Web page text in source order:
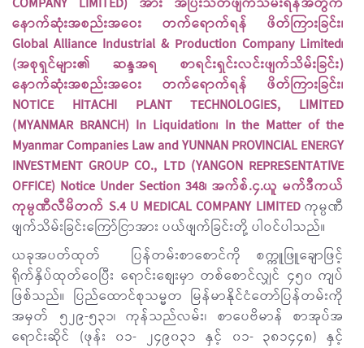
နောက်ဆုံးအစည်းအဝေး တက်ရောက်ရန် ဖိတ်ကြားခြင်း၊
Global Alliance Industrial & Production Company Limited၊
(အစုရှင်များ၏ ဆန္ဒအရ စာရင်းရှင်းလင်းဖျက်သိမ်းခြင်း)
နောက်ဆုံးအစည်းအဝေး တက်ရောက်ရန် ဖိတ်ကြားခြင်း၊
NOTICE HITACHI PLANT TECHNOLOGIES, LIMITED
(MYANMAR BRANCH) In Liquidation၊ In the Matter of the
Myanmar Companies Law and YUNNAN PROVINCIAL ENERGY
INVESTMENT GROUP CO., LTD (YANGON REPRESENTATIVE
OFFICE) Notice Under Section 348၊ အက်စ်.၄.ယူ မက်ဒီကယ်
ကုမ္ပဏီလီမိတက် S.4 U MEDICAL COMPANY LIMITEDကုမ္ပဏီ
ဖျက်သိမ်းခြင်းကြော်ငြာအား ပယ်ဖျက်ခြင်းတို့ ပါဝင်ပါသည်။
ယခုအပတ်ထုတ် ပြန်တမ်းစာစောင်ကို စက္ကူဖြူချောဖြင့်
ရိုက်နှိပ်ထုတ်ဝေပြီး ရောင်းစျေးမှာ တစ်စောင်လျှင် ၄၅၀ ကျပ်
ဖြစ်သည်။ ပြည်ထောင်စုသမ္မတ မြန်မာနိုင်ငံတော်ပြန်တမ်းကို
အမှတ် ၅၂၉-၅၃၁၊ ကုန်သည်လမ်း၊ စာပေဗိမာန် စာအုပ်အ
ရောင်းဆိုင် (ဖုန်း ၀၁- ၂၄၉၀၃၁ နှင့် ၀၁- ၃၈၁၄၄၈) နှင့်